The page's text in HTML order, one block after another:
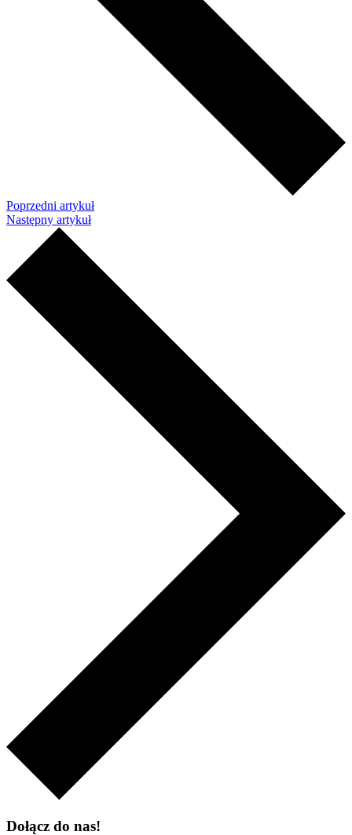
Poprzedni artykuł
Następny artykuł
Dołącz do nas!